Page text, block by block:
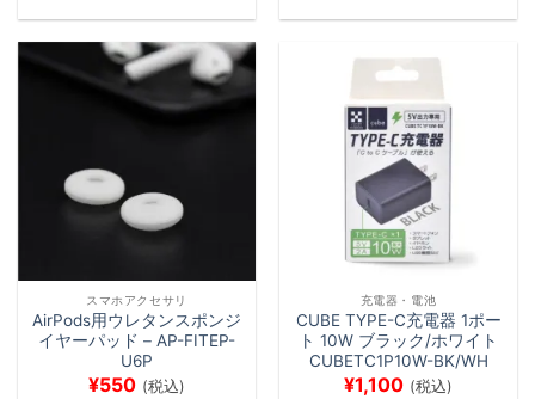
スマホアクセサリ
AirPods用ウレタンスポンジ
イヤーパッド – AP-FITEP-
U6P
¥550 (税込)
充電器・電池
CUBE TYPE-C充電器 1ポー
ト 10W ブラック/ホワイト
CUBETC1P10W-BK/WH
¥1,100 (税込)